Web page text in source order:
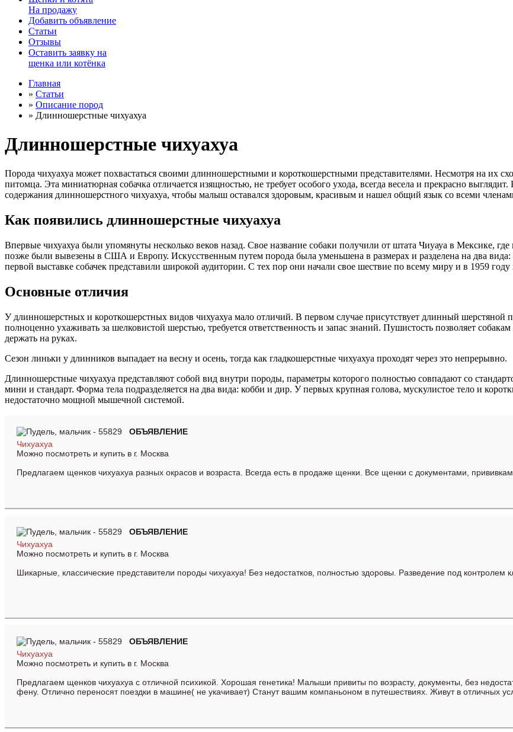
На продажу
Добавить объявление
Статьи
Отзывы
Оставить заявку на
щенка или котёнка
Главная
» Статьи
» Описание пород
» Длинношерстные чихуахуа
Длинношерстные чихуахуа
Порода чихуахуа может похвастаться своими длинношерстными и короткошерстными представителями. Несмотря на их
питомца. Эта миниатюрная собачка отличается изящностью, не требует особого ухода, всегда весела и прекрасно
содержания длинношерстного чихуахуа, чтобы малыш оставался здоровым, красивым и нашел общий язык со всеми
Как появились длинношерстные чихуахуа
Впервые чихуахуа были упомянуты несколько веков назад. Свое название собаки получили от штата Чиуауа в Мексике,
позже были вывезены в США и Европу. Искусственным путем порода была уменьшена в размерах и разделена на два
первой выставке собачек представили широкой аудитории. С тех пор они начали свое шествие по всему миру и в 1959
Основные отличия
У длинношерстных и короткошерстных видов чихуахуа мало отличий. В первом случае присутствует длинный
полноценно ухаживать за шелковистой шерстью, требуется ответственность и запас знаний. Пушистость позволяет
держать на руках.
Сезон линьки у длинников выпадает на весну и осень, тогда как гладкошерстные чихуахуа проходят через это непрерывно.
Длинношерстные чихуахуа представляют собой вид внутри породы, параметры которого полностью совпадают со
мини и стандарт. Форма тела подразделяется на два вида: кобби и дир. У первых крупная голова, мускулистое тело и
недостаточно мощной мышечной системой.
ОБЪЯВЛЕНИЕ
Чихуахуа
Можно посмотреть и купить в г. Москва
Предлагаем щенков чихуахуа разных окрасов и возраста . Всегда есть в продаже щенки. Все щенки с документами,
ОБЪЯВЛЕНИЕ
Чихуахуа
Можно посмотреть и купить в г. Москва
Шикарные, классические представители породы чихуахуа! Без недостатков, полностью здоровы. Разведение под контролем
ОБЪЯВЛЕНИЕ
Чихуахуа
Можно посмотреть и купить в г. Москва
Предлагаем щенков чихуахуа с отличной психикой. Хорошая генетика! Малыши привиты по возрасту, документы, без
фену. Отлично переносят поездки в машине( не укачивает) Станут вашим компаньоном в путешествиях. Живут в отличных